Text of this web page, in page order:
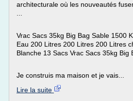
architecturale où les nouveautés
Vrac Sacs 35kg Big Bag Sable 1500
Eau 200 Litres 200 Litres 200 Litres
Blanche 13 Sacs Vrac Sacs 35kg Big
Je construis ma maison et je vais...
Lire la suite